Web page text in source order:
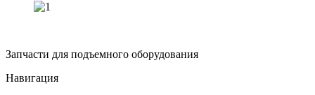
Запчасти для подъемного оборудования
Навигация